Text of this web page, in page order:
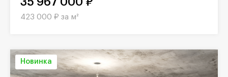
423 000 ₽ за м²
Новинка